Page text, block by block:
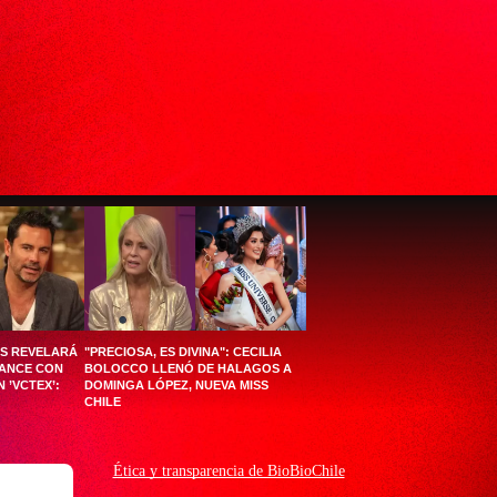
REVELARÁ
CON
"PRECIOSA, ES DIVINA": CECILIA
BOLOCCO LLENÓ DE HALAGOS A
DOMINGA LÓPEZ, NUEVA MISS
CHILE
Ética y transparencia de BioBioChile